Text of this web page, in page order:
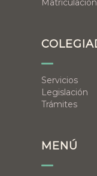
Matriculación
Servicios
Legislación
Trámites
MENÚ